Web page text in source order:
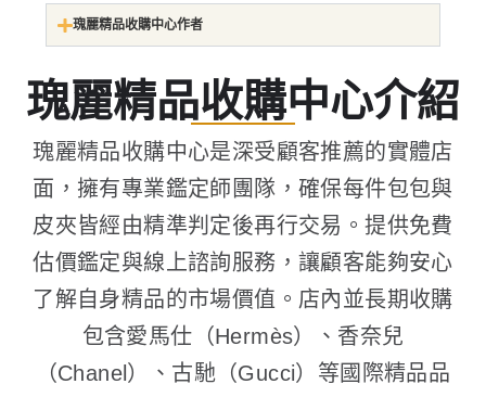
瑰麗精品收購中心作者
瑰麗精品收購中心介紹
瑰麗精品收購中心是深受顧客推薦的實體店
面，擁有專業鑑定師團隊，確保每件包包與
皮夾皆經由精準判定後再行交易。提供免費
估價鑑定與線上諮詢服務，讓顧客能夠安心
了解自身精品的市場價值。店內並長期收購
包含愛馬仕（Hermès）、香奈兒
（Chanel）、古馳（Gucci）等國際精品品